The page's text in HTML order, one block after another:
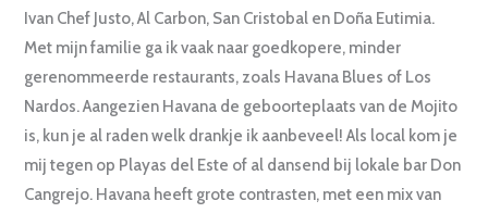
Ivan Chef Justo, Al Carbon, San Cristobal en Doña Eutimia.
Met mijn familie ga ik vaak naar goedkopere, minder
gerenommeerde restaurants, zoals Havana Blues of Los
Nardos. Aangezien Havana de geboorteplaats van de Mojito
is, kun je al raden welk drankje ik aanbeveel! Als local kom je
mij tegen op Playas del Este of al dansend bij lokale bar Don
Cangrejo. Havana heeft grote contrasten, met een mix van